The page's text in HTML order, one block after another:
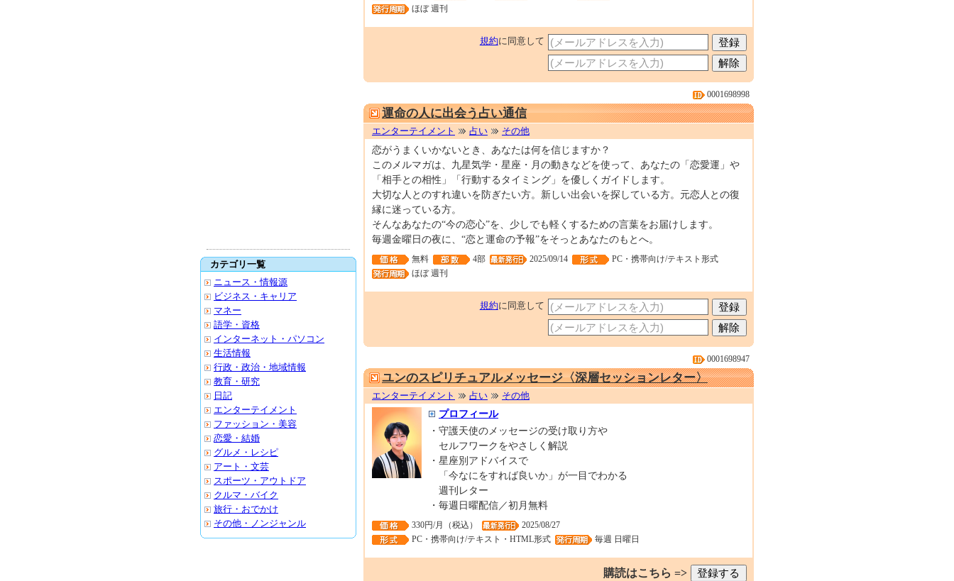
ほぼ 週刊
規約に同意して
運命の人に出会う占い通信
エンターテイメント 占い その他
恋がうまくいかないとき、あなたは何を信じますか？
このメルマガは、九星気学・星座・月の動きなどを使って、あなたの「恋愛運」や
「相手との相性」「行動するタイミング」を優しくガイドします。
大切な人とのすれ違いを防ぎたい方。新しい出会いを探している方。元恋人との復
縁に迷っている方。
そんなあなたの“今の恋心”を、少しでも軽くするための言葉をお届けします。
毎週金曜日の夜に、“恋と運命の予報”をそっとあなたのもとへ。
0001698998
無料 4部 2025/09/14
PC・携帯向け/テキスト形式
ほぼ 週刊
規約に同意して
ユンのスピリチュアルメッセージ〈深層セッションレター〉
エンターテイメント 占い その他
プロフィール
・守護天使のメッセージの受け取り方や
セルフワークをやさしく解説
・星座別アドバイスで
「今なにをすれば良いか」が一目でわかる
週刊レター
・毎週日曜配信／初月無料
0001698947
330円/月（税込）
2025/08/27
PC・携帯向け/テキスト・HTML形式
毎週 日曜日
購読はこちら =>
カテゴリ一覧
ニュース・情報源
ビジネス・キャリア
マネー
語学・資格
インターネット・パソコン
生活情報
行政・政治・地域情報
教育・研究
日記
エンターテイメント
ファッション・美容
恋愛・結婚
グルメ・レシピ
アート・文芸
スポーツ・アウトドア
クルマ・バイク
旅行・おでかけ
その他・ノンジャンル